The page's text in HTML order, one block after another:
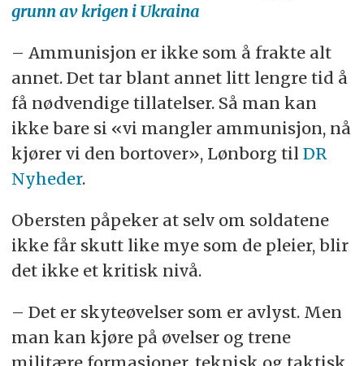
grunn av krigen i Ukraina
– Ammunisjon er ikke som å frakte alt
annet. Det tar blant annet litt lengre tid å
få nødvendige tillatelser. Så man kan
ikke bare si «vi mangler ammunisjon, nå
kjører vi den bortover», Lønborg til DR
Nyheder.
Obersten påpeker at selv om soldatene
ikke får skutt like mye som de pleier, blir
det ikke et kritisk nivå.
– Det er skyteøvelser som er avlyst. Men
man kan kjøre på øvelser og trene